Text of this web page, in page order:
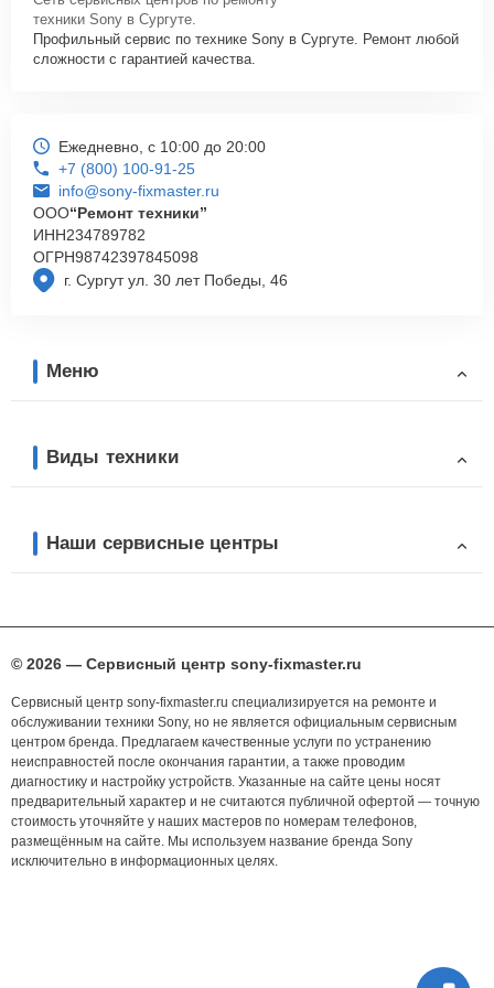
техники Sony в Сургуте.
Профильный сервис по технике Sony в Сургуте. Ремонт любой
сложности с гарантией качества.
г. Сургут ул. 30 лет Победы, 46
Ежедневно, с 10:00 до 20:00
+7 (800) 100-91-25
info@sony-fixmaster.ru
ООО“Ремонт техники”
ИНН234789782
ОГРН98742397845098
Меню
Виды техники
Наши сервисные центры
© 2026 — Сервисный центр sony-fixmaster.ru
Сервисный центр sony-fixmaster.ru специализируется на ремонте и
обслуживании техники Sony, но не является официальным сервисным
центром бренда. Предлагаем качественные услуги по устранению
неисправностей после окончания гарантии, а также проводим
диагностику и настройку устройств. Указанные на сайте цены носят
предварительный характер и не считаются публичной офертой — точную
стоимость уточняйте у наших мастеров по номерам телефонов,
размещённым на сайте. Мы используем название бренда Sony
исключительно в информационных целях.